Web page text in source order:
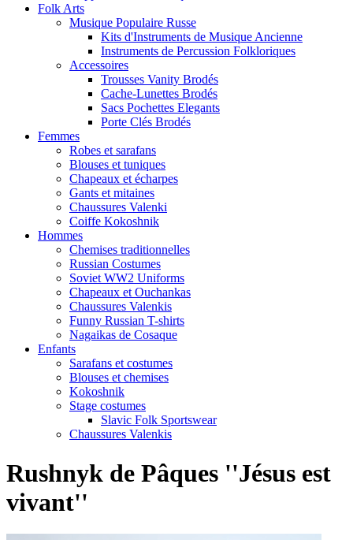
Folk Arts
Musique Populaire Russe
Kits d'Instruments de Musique Ancienne
Instruments de Percussion Folkloriques
Accessoires
Trousses Vanity Brodés
Cache-Lunettes Brodés
Sacs Pochettes Elegants
Porte Clés Brodés
Femmes
Robes et sarafans
Blouses et tuniques
Chapeaux et écharpes
Gants et mitaines
Chaussures Valenki
Coiffe Kokoshnik
Hommes
Chemises traditionnelles
Russian Costumes
Soviet WW2 Uniforms
Chapeaux et Ouchankas
Chaussures Valenkis
Funny Russian T-shirts
Nagaikas de Cosaque
Enfants
Sarafans et costumes
Blouses et chemises
Kokoshnik
Stage costumes
Slavic Folk Sportswear
Chaussures Valenkis
Rushnyk de Pâques ''Jésus est
vivant''